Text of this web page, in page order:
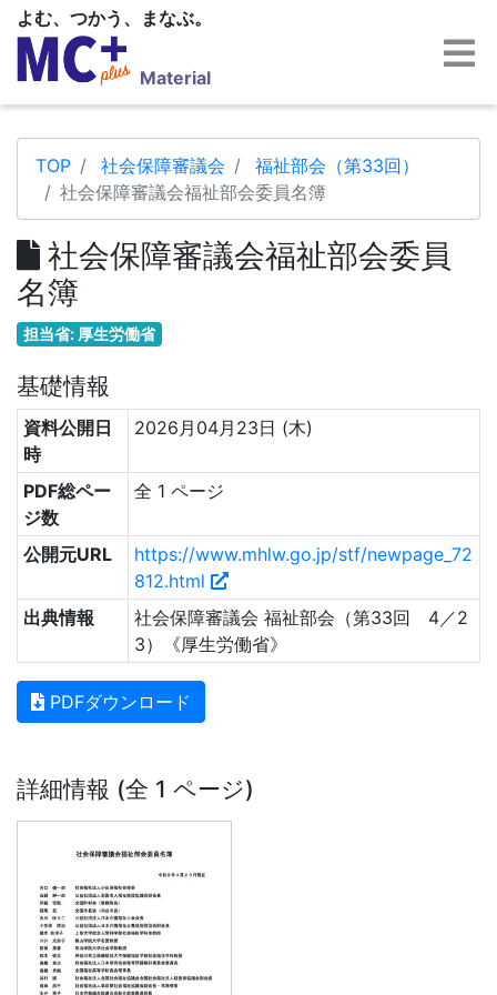
よむ、つかう、まなぶ。
Material
TOP 社会保障審議会
福祉部会（第33回）
社会保障審議会福祉部会委員名簿
社会保障審議会福祉部会委員
名簿
担当省: 厚生労働省
基礎情報
資料公開日
時
2026月04月23日 (木)
PDF総ペー
ジ数
全 1 ページ
公開元URL
https://www.mhlw.go.jp/stf/newpage_72
812.html
出典情報
社会保障審議会 福祉部会（第33回 4／2
3）《厚生労働省》
PDFダウンロード
詳細情報 (全 1 ページ)